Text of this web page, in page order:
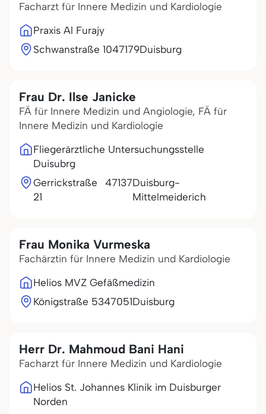
Facharzt für Innere Medizin und Kardiologie
Praxis Al Furajy
Schwanstraße 1047179Duisburg
Frau Dr. Ilse Janicke
FÄ für Innere Medizin und Angiologie, FÄ für
Innere Medizin und Kardiologie
Fliegerärztliche Untersuchungsstelle
Duisubrg
Gerrickstraße
21
47137Duisburg-
Mittelmeiderich
Frau Monika Vurmeska
Fachärztin für Innere Medizin und Kardiologie
Helios MVZ Gefäßmedizin
Königstraße 5347051Duisburg
Herr Dr. Mahmoud Bani Hani
Facharzt für Innere Medizin und Kardiologie
Helios St. Johannes Klinik im Duisburger
Norden